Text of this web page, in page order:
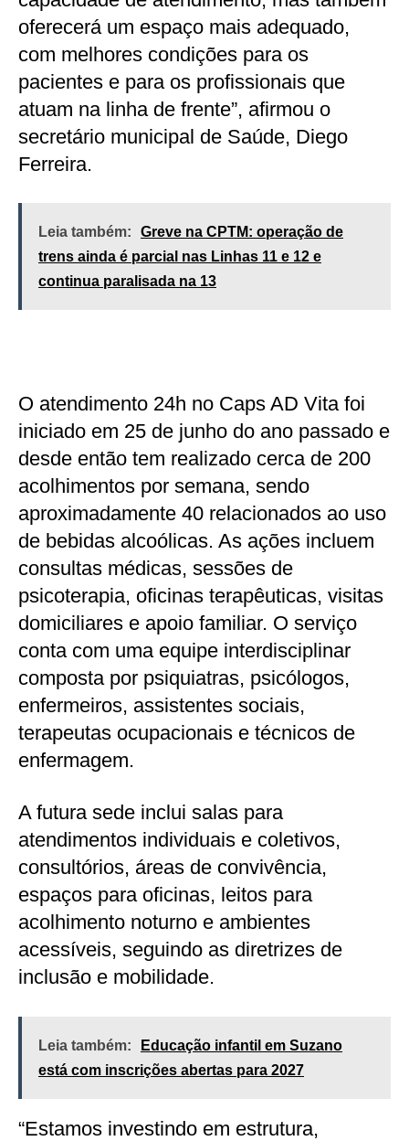
oferecerá um espaço mais adequado,
com melhores condições para os
pacientes e para os profissionais que
atuam na linha de frente”, afirmou o
secretário municipal de Saúde, Diego
Ferreira.
Leia também:
Greve na CPTM: operação de
trens ainda é parcial nas Linhas 11 e 12 e
continua paralisada na 13
O atendimento 24h no Caps AD Vita foi
iniciado em 25 de junho do ano passado e
desde então tem realizado cerca de 200
acolhimentos por semana, sendo
aproximadamente 40 relacionados ao uso
de bebidas alcoólicas. As ações incluem
consultas médicas, sessões de
psicoterapia, oficinas terapêuticas, visitas
domiciliares e apoio familiar. O serviço
conta com uma equipe interdisciplinar
composta por psiquiatras, psicólogos,
enfermeiros, assistentes sociais,
terapeutas ocupacionais e técnicos de
enfermagem.
A futura sede inclui salas para
atendimentos individuais e coletivos,
consultórios, áreas de convivência,
espaços para oficinas, leitos para
acolhimento noturno e ambientes
acessíveis, seguindo as diretrizes de
inclusão e mobilidade.
Leia também:
Educação infantil em Suzano
está com inscrições abertas para 2027
“Estamos investindo em estrutura,